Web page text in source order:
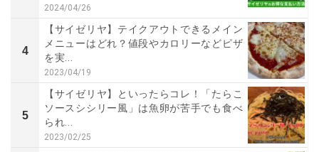
2024/04/26
4
【サイゼリヤ】テイクアウトできるメイン
メニューはどれ？値段やカロリーなどピザ
を実...
2023/04/19
5
【サイゼリヤ】といったらコレ！「たらこ
ソースシシリー風」は魚卵が苦手でも食べ
られ...
2023/02/25